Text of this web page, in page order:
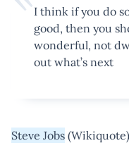
I think if you do
good, then you
wonderful, not
out what’s next
Steve Jobs (Wikiquote)